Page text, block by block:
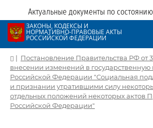
Актуальные документы по
ЗАКОНЫ, КОДЕКСЫ И
НОРМАТИВНО-ПРАВОВЫЕ АКТЫ
РОССИЙСКОЙ ФЕДЕРАЦИИ
| Постановление Правительства РФ от
внесении изменений в
Российской Федерации "Социальная
и признании утратившими силу
отдельных положений некоторых актов
Российской Федерации"